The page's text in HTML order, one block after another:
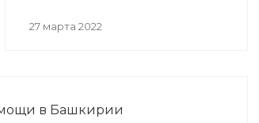
27 марта 2022
в Башкирии